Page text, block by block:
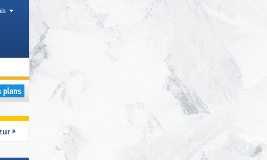
Parcs, Départements, Régions touristiques, Vallées